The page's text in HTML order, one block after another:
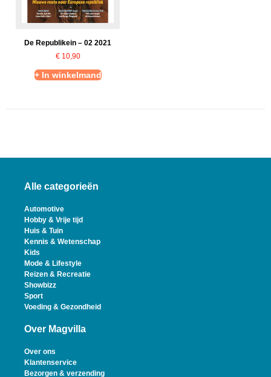
De Republikein – 02 2021
€10,90
+ In winkelmand
Alle categorieën
Automotive
Hobby & Vrije tijd
Huis & Tuin
Kennis & Wetenschap
Kids
Mode & Lifestyle
Reizen & Recreatie
Showbizz
Sport
Voeding & Gezondheid
Over Magvilla
Over ons
Klantenservice
Bezorgen & verzending